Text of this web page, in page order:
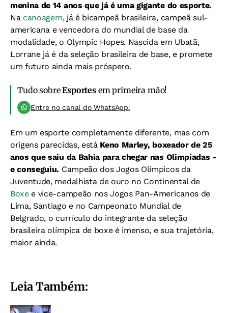
menina de 14 anos que já é uma gigante do esporte.
Na canoagem, já é bicampeã brasileira, campeã sul-
americana e vencedora do mundial de base da
modalidade, o Olympic Hopes. Nascida em Ubatã,
Lorrane já é da seleção brasileira de base, e promete
um futuro ainda mais próspero.
Tudo sobreEsportesem primeira mão!
Entre no canal do WhatsApp.
Em um esporte completamente diferente, mas com
origens parecidas, estáKeno Marley, boxeador de 25
anos que saiu da Bahia para chegar nas Olimpíadas -
e conseguiu. Campeão dos Jogos Olímpicos da
Juventude, medalhista de ouro no Continental de
Boxee vice-campeão nos Jogos Pan-Americanos de
Lima, Santiago e no Campeonato Mundial de
Belgrado, o currículo do integrante da seleção
brasileira olímpica de boxe é imenso, e sua trajetória,
maior ainda.
Leia Também: